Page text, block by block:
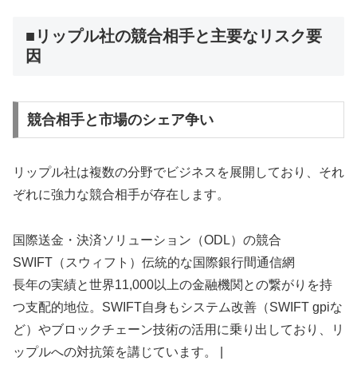
■リップル社の競合相手と主要なリスク要
因
競合相手と市場のシェア争い
リップル社は複数の分野でビジネスを展開しており、それ
ぞれに強力な競合相手が存在します。
国際送金・決済ソリューション（ODL）の競合
SWIFT（スウィフト）伝統的な国際銀行間通信網
長年の実績と世界11,000以上の金融機関との繋がりを持
つ支配的地位。SWIFT自身もシステム改善（SWIFT gpiな
ど）やブロックチェーン技術の活用に乗り出しており、リ
ップルへの対抗策を講じています。 |